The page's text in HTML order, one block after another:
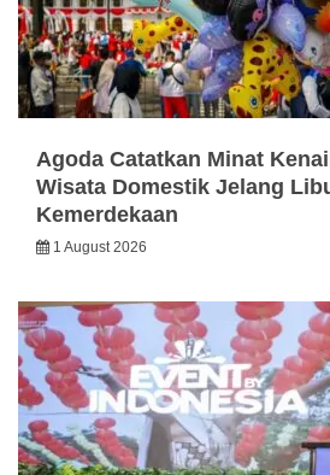
Agoda Catatkan Minat
Wisata Domestik Jelang
Kemerdekaan
1 August 2026